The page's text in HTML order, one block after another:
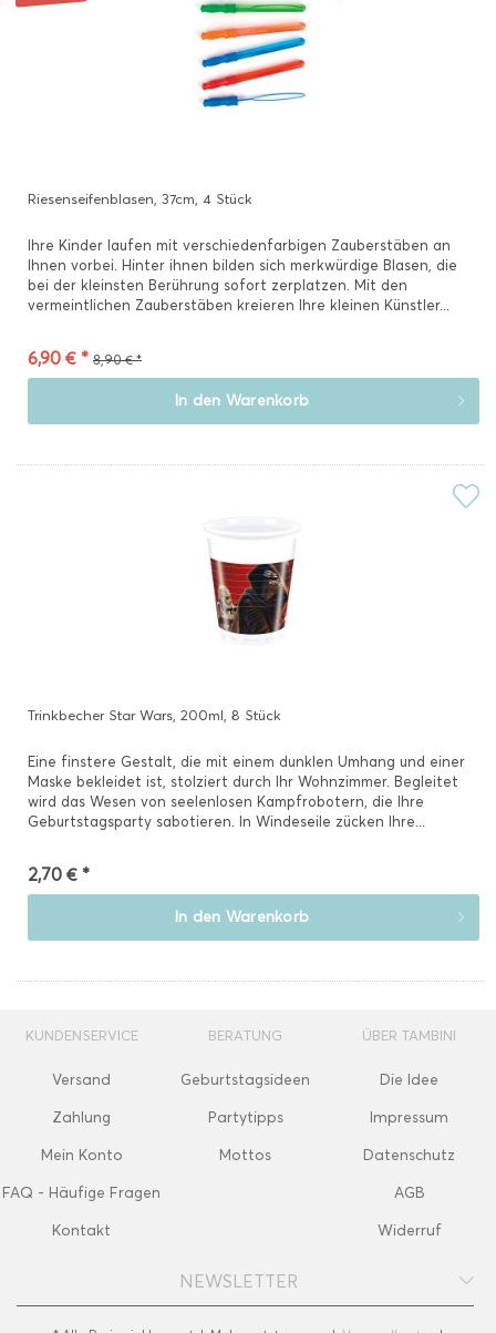
Riesenseifenblasen, 37cm, 4 Stück
Ihre Kinder laufen mit verschiedenfarbigen Zauberstäben an
Ihnen vorbei. Hinter ihnen bilden sich merkwürdige Blasen, die
bei der kleinsten Berührung sofort zerplatzen. Mit den
vermeintlichen Zauberstäben kreieren Ihre kleinen Künstler...
6,90 € * 8,90 € *
In den Warenkorb
Trinkbecher Star Wars, 200ml, 8 Stück
Eine finstere Gestalt, die mit einem dunklen Umhang und einer
Maske bekleidet ist, stolziert durch Ihr Wohnzimmer. Begleitet
wird das Wesen von seelenlosen Kampfrobotern, die Ihre
Geburtstagsparty sabotieren. In Windeseile zücken Ihre...
2,70 € *
In den Warenkorb
KUNDENSERVICE
Versand
Zahlung
Mein Konto
FAQ - Häufige Fragen
Kontakt
BERATUNG
Geburtstagsideen
Partytipps
Mottos
ÜBER TAMBINI
Die Idee
Impressum
Datenschutz
AGB
Widerruf
NEWSLETTER